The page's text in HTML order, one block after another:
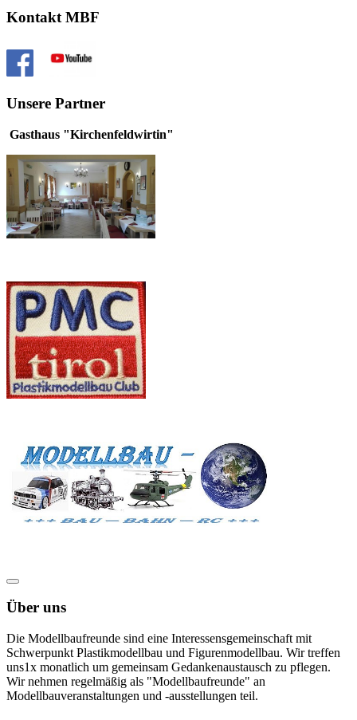
Kontakt MBF
Unsere Partner
Gasthaus "Kirchenfeldwirtin"
Über uns
Die Modellbaufreunde sind eine Interessensgemeinschaft mit
Schwerpunkt Plastikmodellbau und Figurenmodellbau. Wir treffen
uns1x monatlich um gemeinsam Gedankenaustausch zu pflegen.
Wir nehmen regelmäßig als "Modellbaufreunde" an
Modellbauveranstaltungen und -ausstellungen teil.